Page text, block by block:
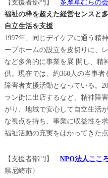
【支援者部門】 多摩草むらの会
福祉の枠を超えた経営センスと
自立生活を支援
1997年、同じデイケアに通う精
ープホームの設立を皮切りに、
など多角的に事業を展 開し、精
供。現在では、約360人の当事
障害者支援活動となっている。
ラン街に出店するなど、精神障
がり、地域で安心して自立生活
な視点を持ち、事業に収益性を
福祉活動の充実をはかってきた
【支援者部門】 NPO法人ここ
県尼崎市〉